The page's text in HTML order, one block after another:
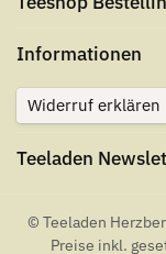
Informationen
Widerruf erklären
Teeladen
© Teeladen
Preise inkl.